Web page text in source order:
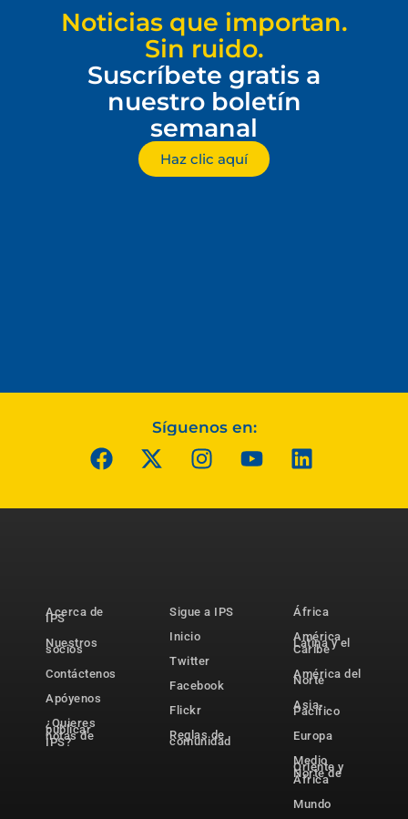
Noticias que importan.
Sin ruido.
Suscríbete gratis a
nuestro boletín
semanal
Haz clic aquí
Síguenos en:
Acerca de
IPS
Nuestros
socios
Contáctenos
Apóyenos
¿Quieres
publicar
notas de
IPS?
Sigue a IPS
Inicio
Twitter
Facebook
Flickr
Reglas de
comunidad
África
América
Latina y el
Caribe
América del
Norte
Asia-
Pacífico
Europa
Medio
Oriente y
Norte de
África
Mundo